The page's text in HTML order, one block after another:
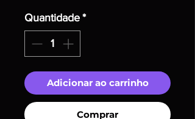
Quantidade *
Adicionar ao carrinho
Comprar